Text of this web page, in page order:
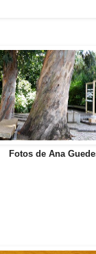
Fotos de Ana